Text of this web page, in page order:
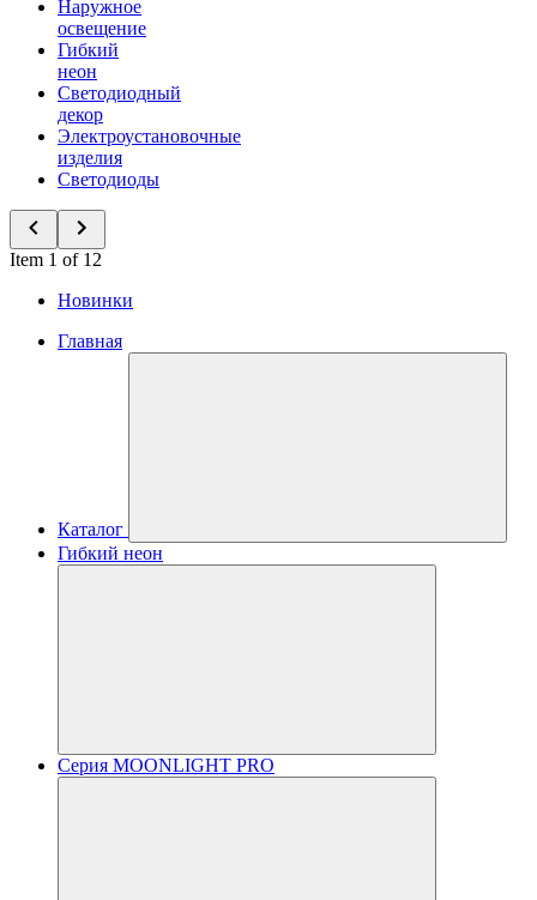
Наружное
освещение
Гибкий
неон
Светодиодный
декор
Электроустановочные
изделия
Светодиоды
Item 1 of 12
Новинки
Главная
Каталог
Гибкий неон
Серия MOONLIGHT PRO